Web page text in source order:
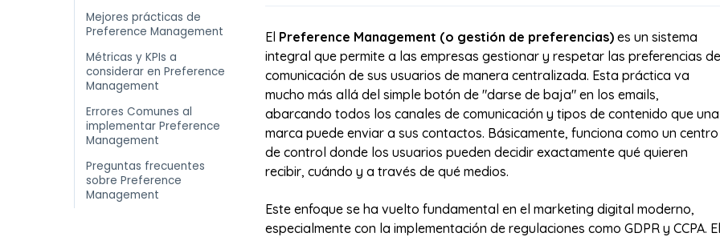
Mejores prácticas de
Preference Management
Métricas y KPIs a
considerar en Preference
Management
Errores Comunes al
implementar Preference
Management
Preguntas frecuentes
sobre Preference
Management
El Preference Management (o gestión de preferencias) es un sistema
integral que permite a las empresas gestionar y respetar las preferencias de
comunicación de sus usuarios de manera centralizada. Esta práctica va
mucho más allá del simple botón de "darse de baja" en los emails,
abarcando todos los canales de comunicación y tipos de contenido que una
marca puede enviar a sus contactos. Básicamente, funciona como un centro
de control donde los usuarios pueden decidir exactamente qué quieren
recibir, cuándo y a través de qué medios.
Este enfoque se ha vuelto fundamental en el marketing digital moderno,
especialmente con la implementación de regulaciones como GDPR y CCPA. El